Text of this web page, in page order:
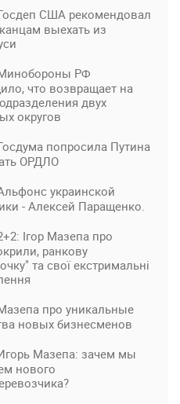
США рекомендовал
выехать из
РФ
что возвращает на
двух
округов
попросила Путина
ОРДЛО
украинской
- Алексей Паращенко.
Ігор Мазепа про
ранкову
та свої екстримальні
про уникальные
новых бизнесменов
Мазепа: зачем мы
нового